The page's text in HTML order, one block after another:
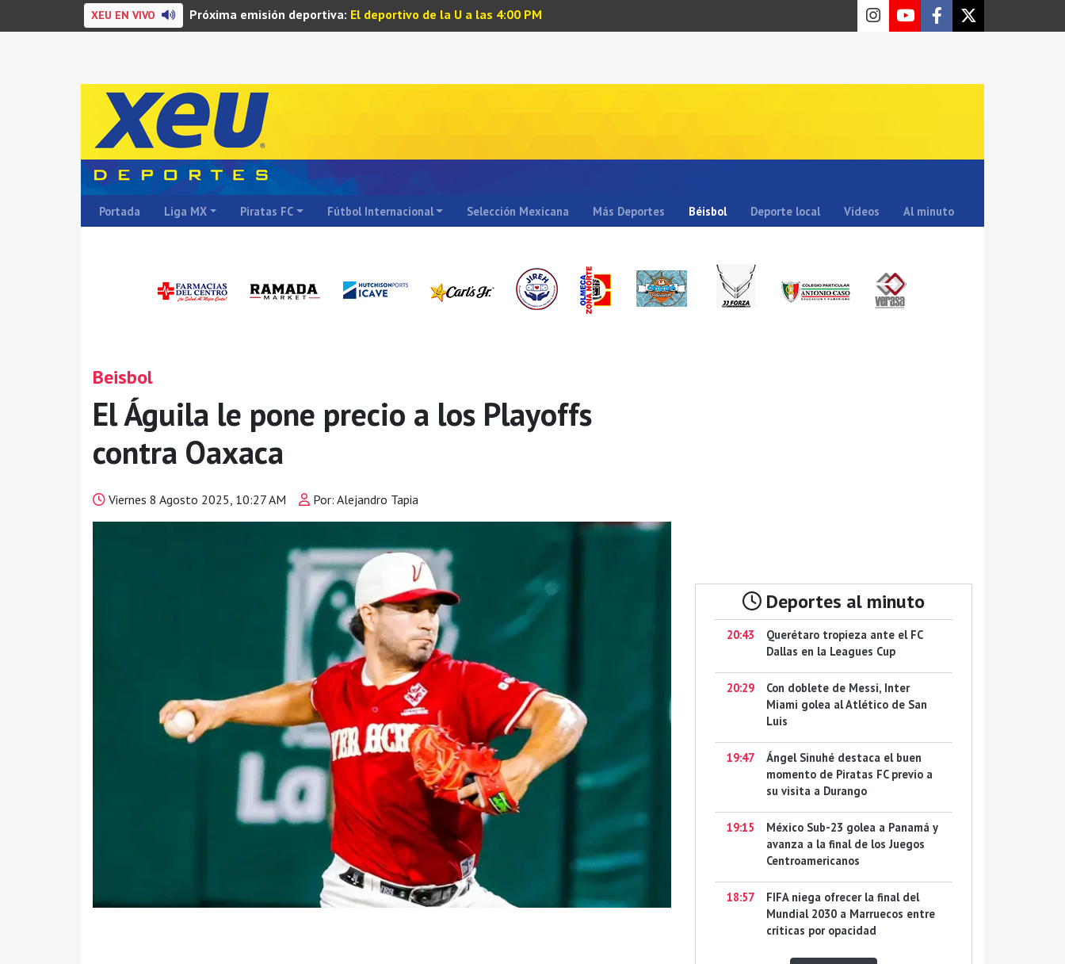
XEU EN VIVO Próxima emisión deportiva: El deportivo de la U a las 4:00 PM
Portada Liga MX Piratas FC Fútbol Internacional Selección Mexicana Más Deportes Béisbol Deporte local Videos Al minuto
Beisbol
El Águila le pone precio a los Playoffs
contra Oaxaca
Viernes 8 Agosto 2025, 10:27 AM Por: Alejandro Tapia
Deportes al minuto
20:43
Querétaro tropieza ante el FC
Dallas en la Leagues Cup
20:29
Con doblete de Messi, Inter
Miami golea al Atlético de San
Luis
19:47
Ángel Sinuhé destaca el buen
momento de Piratas FC previo a
su visita a Durango
19:15
México Sub-23 golea a Panamá y
avanza a la final de los Juegos
Centroamericanos
18:57
FIFA niega ofrecer la final del
Mundial 2030 a Marruecos entre
críticas por opacidad